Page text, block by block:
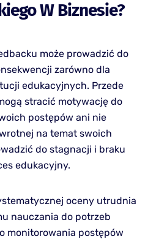
W Biznesie?
może prowadzić do
zarówno dla
edukacyjnych. Przede
stracić motywację do
postępów ani nie
na temat swoich
do stagnacji i braku
edukacyjny.
oceny utrudnia
nauczania do potrzeb
monitorowania postępów